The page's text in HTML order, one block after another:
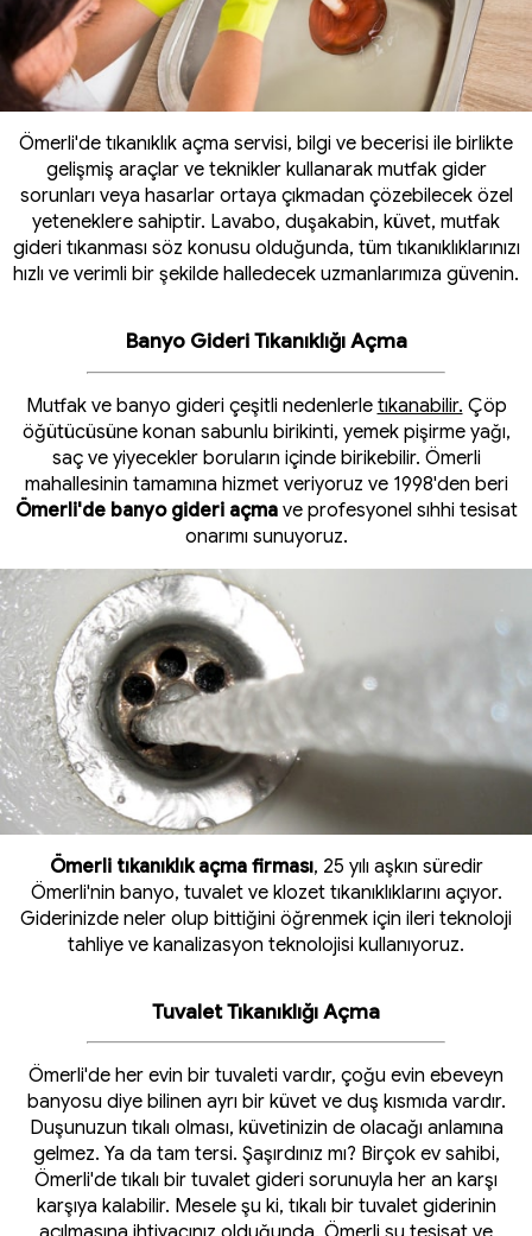
Ömerli'de tıkanıklık açma servisi, bilgi ve becerisi ile birlikte
gelişmiş araçlar ve teknikler kullanarak mutfak gider
sorunları veya hasarlar ortaya çıkmadan çözebilecek özel
yeteneklere sahiptir. Lavabo, duşakabin, küvet, mutfak
gideri tıkanması söz konusu olduğunda, tüm tıkanıklıklarınızı
hızlı ve verimli bir şekilde halledecek uzmanlarımıza güvenin.
Banyo Gideri Tıkanıklığı Açma
Mutfak ve banyo gideri çeşitli nedenlerle tıkanabilir. Çöp
öğütücüsüne konan sabunlu birikinti, yemek pişirme yağı,
saç ve yiyecekler boruların içinde birikebilir. Ömerli
mahallesinin tamamına hizmet veriyoruz ve 1998'den beri
Ömerli'de banyo gideri açmave profesyonel sıhhi tesisat
onarımı sunuyoruz.
Ömerli tıkanıklık açma firması, 25 yılı aşkın süredir
Ömerli'nin banyo, tuvalet ve klozet tıkanıklıklarını açıyor.
Giderinizde neler olup bittiğini öğrenmek için ileri teknoloji
tahliye ve kanalizasyon teknolojisi kullanıyoruz.
Tuvalet Tıkanıklığı Açma
Ömerli'de her evin bir tuvaleti vardır, çoğu evin ebeveyn
banyosu diye bilinen ayrı bir küvet ve duş kısmıda vardır.
Duşunuzun tıkalı olması, küvetinizin de olacağı anlamına
gelmez. Ya da tam tersi. Şaşırdınız mı? Birçok ev sahibi,
Ömerli'de tıkalı bir tuvalet gideri sorunuyla her an karşı
karşıya kalabilir. Mesele şu ki, tıkalı bir tuvalet giderinin